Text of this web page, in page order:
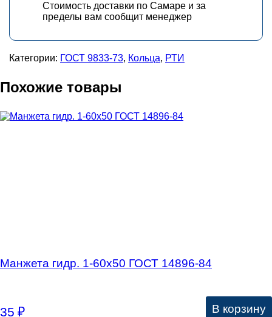
Стоимость доставки по Самаре и за
пределы вам сообщит менеджер
Категории: ГОСТ 9833-73, Кольца, РТИ
Похожие товары
Манжета гидр. 1-60х50 ГОСТ 14896-84
35 ₽ В корзину